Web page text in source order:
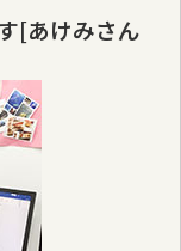
[あけみさん